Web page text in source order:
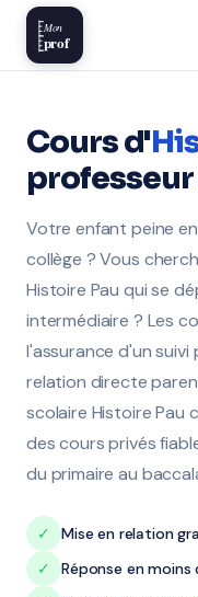
Mon
prof
Cours d'
Votre enfant peine
collège ? Vous
Histoire Pau qui se
intermédiaire ? Les
l'assurance d'un
relation directe
scolaire Histoire Pau
des cours privés
du primaire au
✓
Mise en relation
✓
Réponse en moins